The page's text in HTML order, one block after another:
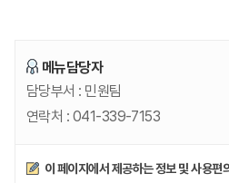
메뉴담당자
담당부서 : 민원팀
연락처 : 041-339-7153
만족도조사
이 페이지에서 제공하는 정보 및 사용